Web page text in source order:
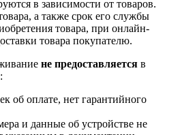
в зависимости от товаров.
а также срок его службы
товара, при онлайн-
товара покупателю.
не предоставляется в
об оплате, нет гарантийного
и данные об устройстве не